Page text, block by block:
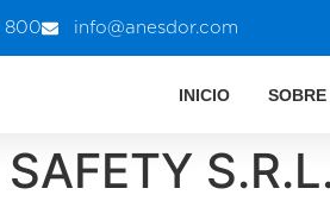
800 info@anesdor.com
INICIO